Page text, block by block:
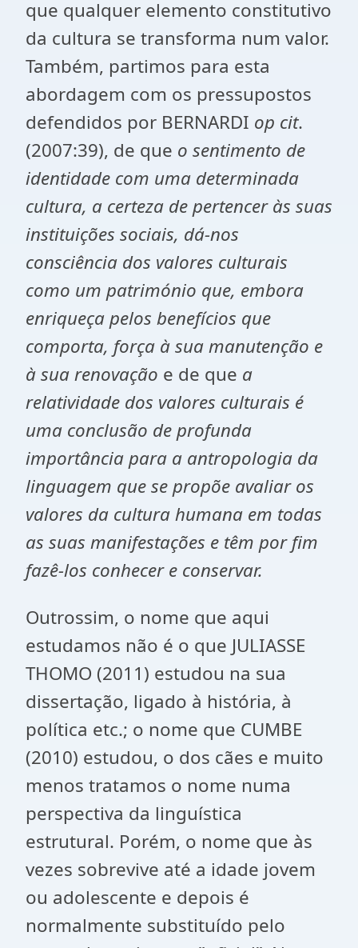
que qualquer elemento constitutivo
da cultura se transforma num valor.
Também, partimos para esta
abordagem com os pressupostos
defendidos por BERNARDI op cit.
(2007:39), de que o sentimento de
identidade com uma determinada
cultura, a certeza de pertencer às suas
instituições sociais, dá-nos
consciência dos valores culturais
como um património que, embora
enriqueça pelos benefícios que
comporta, força à sua manutenção e
à sua renovação e de que a
relatividade dos valores culturais é
uma conclusão de profunda
importância para a antropologia da
linguagem que se propõe avaliar os
valores da cultura humana em todas
as suas manifestações e têm por fim
fazê-los conhecer e conservar.
Outrossim, o nome que aqui
estudamos não é o que JULIASSE
THOMO (2011) estudou na sua
dissertação, ligado à história, à
política etc.; o nome que CUMBE
(2010) estudou, o dos cães e muito
menos tratamos o nome numa
perspectiva da linguística
estrutural. Porém, o nome que às
vezes sobrevive até a idade jovem
ou adolescente e depois é
normalmente substituído pelo